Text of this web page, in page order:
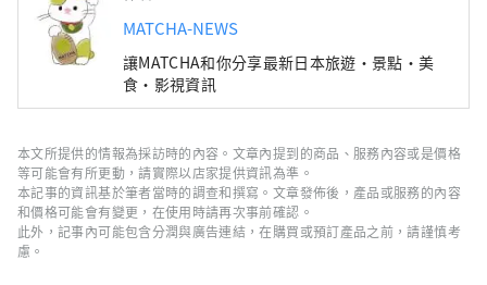
MATCHA-NEWS
讓MATCHA和你分享最新日本旅遊・景點・美
食・影視資訊
本文所提供的情報為採訪時的內容。文章內提到的商品、服務內容或是價格
等可能會有所更動，請實際以店家提供資訊為準。
本記事的資訊基於筆者當時的調查和撰寫。文章發佈後，產品或服務的內容
和價格可能會有變更，在使用時請再次事前確認。
此外，記事內可能包含分潤與廣告連結，在購買或預訂產品之前，請謹慎考
慮。